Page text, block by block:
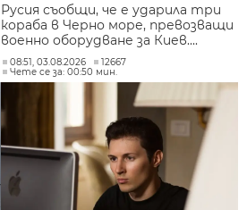
Русия съобщи, че е ударила три
кораба в Черно море, превозващи
военно оборудване за Киев....
08:51, 03.08.2026
12667
Чете се за: 00:50 мин.